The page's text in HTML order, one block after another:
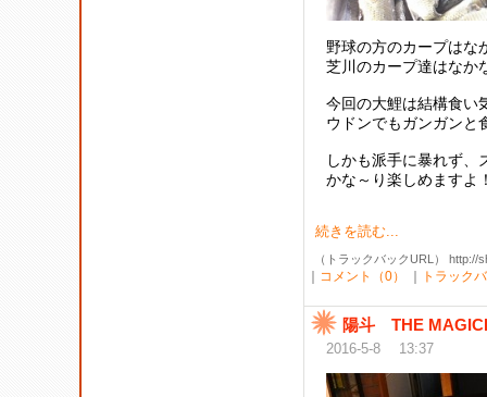
野球の方のカープはな
芝川のカープ達はなか
今回の大鯉は結構食い
ウドンでもガンガンと
しかも派手に暴れず、
かな～り楽しめますよ
続きを読む...
（トラックバックURL）
コメント（0） トラック
陽斗 THE
2016-5-8 13:37